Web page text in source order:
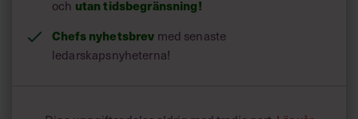
och utan tidsbegränsning!
Chefs nyhetsbrev med senaste
ledarskapsnyheterna!